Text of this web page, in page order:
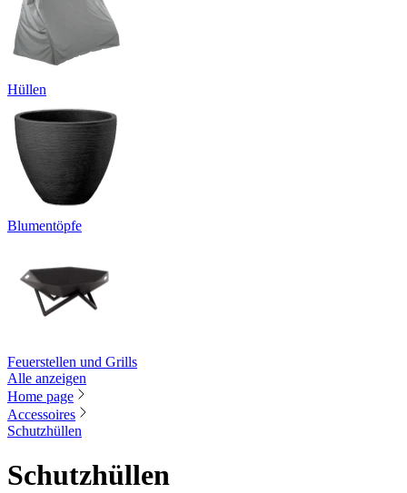
Hüllen
Blumentöpfe
Feuerstellen und Grills
Alle anzeigen
Home page
Accessoires
Schutzhüllen
Schutzhüllen